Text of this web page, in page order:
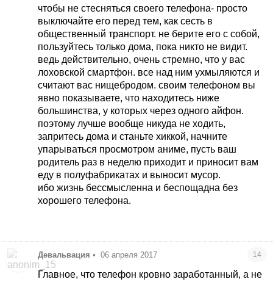
чтобы не стесняться своего телефона- просто
выключайте его перед тем, как сесть в
общественный транспорт. не берите его с собой,
пользуйтесь только дома, пока никто не видит.
ведь действительно, очень стремно, что у вас
лоховской смартфон. все над ним ухмыляются и
считают вас нищебродом. своим телефоном вы
явно показываете, что находитесь ниже
большинства, у которых через одного айфон.
поэтому лучше вообще никуда не ходить,
запритесь дома и станьте хиккой, начните
упарываться просмотром аниме, пусть ваш
родитель раз в неделю приходит и приносит вам
еду в полуфабрикатах и выносит мусор.
ибо жизнь бессмысленна и беспощадна без
хорошего телефона.
Девальвация • 06 апреля 2017 14
Главное, что телефон кровно заработанный, а не